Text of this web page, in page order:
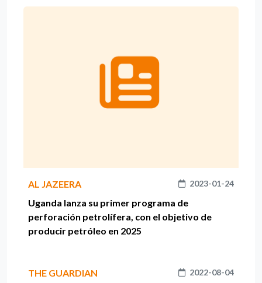
AL JAZEERA 2023-01-24
Uganda lanza su primer programa de
perforación petrolífera, con el objetivo de
producir petróleo en 2025
THE GUARDIAN 2022-08-04